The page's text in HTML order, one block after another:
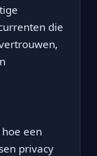
die
een
privacy